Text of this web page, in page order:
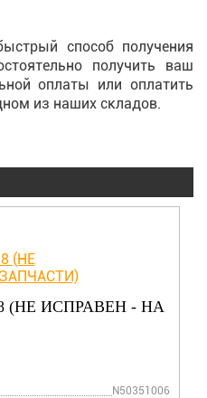
способ получения
получить ваш
оплаты или оплатить
из наших складов.
(НЕ ИСПРАВЕН - НА
N50351006